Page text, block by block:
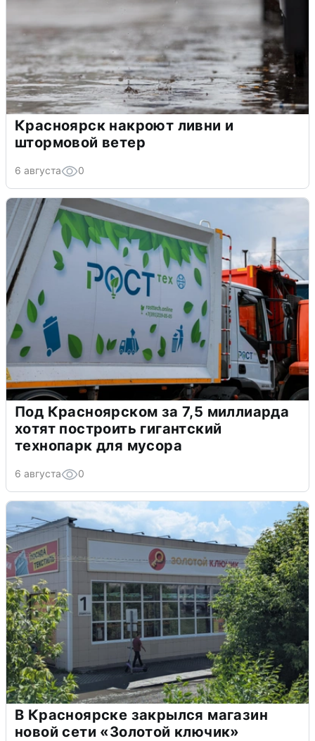
Красноярск накроют ливни и
штормовой ветер
6 августа 0
Под Красноярском за 7,5 миллиарда
хотят построить гигантский
технопарк для мусора
6 августа 0
В Красноярске закрылся магазин
новой сети «Золотой ключик»